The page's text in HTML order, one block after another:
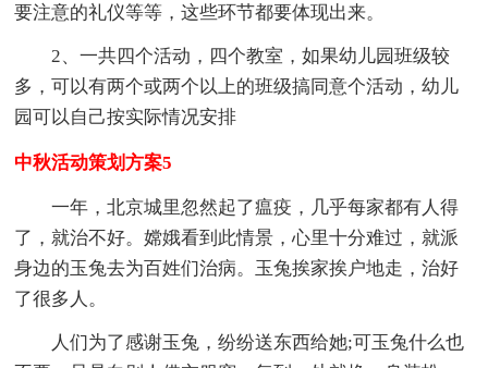
要注意的礼仪等等，这些环节都要体现出来。
2、一共四个活动，四个教室，如果幼儿园班级较
多，可以有两个或两个以上的班级搞同意个活动，幼儿
园可以自己按实际情况安排
中秋活动策划方案5
一年，北京城里忽然起了瘟疫，几乎每家都有人得
了，就治不好。嫦娥看到此情景，心里十分难过，就派
身边的玉兔去为百姓们治病。玉兔挨家挨户地走，治好
了很多人。
人们为了感谢玉兔，纷纷送东西给她;可玉兔什么也